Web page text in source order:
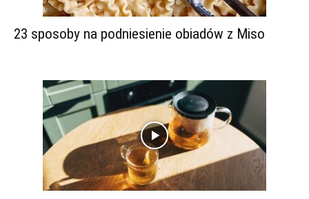
23 sposoby na podniesienie obiadów z Miso